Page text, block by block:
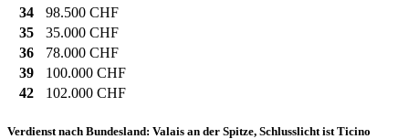
34
98.500 CHF
35
35.000 CHF
36
78.000 CHF
39
100.000 CHF
42
102.000 CHF
Verdienst nach Bundesland: Valais an der Spitze, Schlusslicht ist Ticino